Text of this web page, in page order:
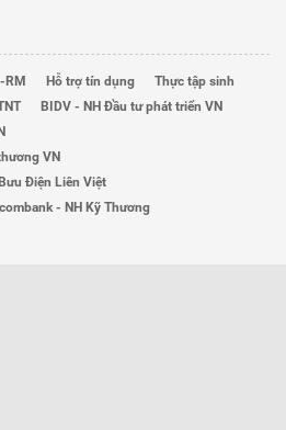
RM Hỗ trợ tín dụng
Thực tập sinh
BIDV - NH Đầu tư phát triển VN
VN
Điện Liên Việt
- NH Kỹ Thương